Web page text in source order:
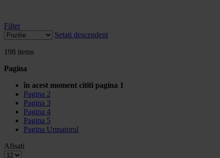
Filter
Setati descendent
198 items
Pagina
în acest moment cititi pagina 1
Pagina 2
Pagina 3
Pagina 4
Pagina 5
Pagina Urmatorul
Afisati